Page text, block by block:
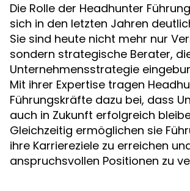
Die Rolle der Headhunter
sich in den letzten Jahren
Sie sind heute nicht mehr nur
sondern strategische Berater,
Unternehmensstrategie
Mit ihrer Expertise tragen
Führungskräfte dazu bei, dass
auch in Zukunft erfolgreich
Gleichzeitig ermöglichen sie
ihre Karriereziele zu erreichen
anspruchsvollen Positionen zu